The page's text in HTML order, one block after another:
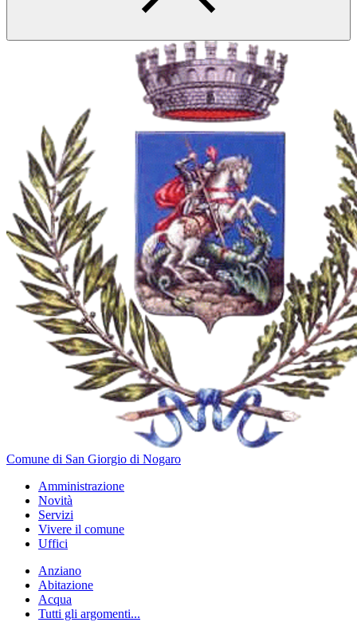
Comune di San Giorgio di Nogaro
Amministrazione
Novità
Servizi
Vivere il comune
Uffici
Anziano
Abitazione
Acqua
Tutti gli argomenti...